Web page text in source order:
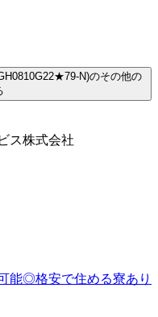
N)のその他の
ス株式会社
能◎格安で住める寮あり